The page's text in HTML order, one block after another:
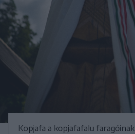
Kopjafa a kopjafafalu faragóinak